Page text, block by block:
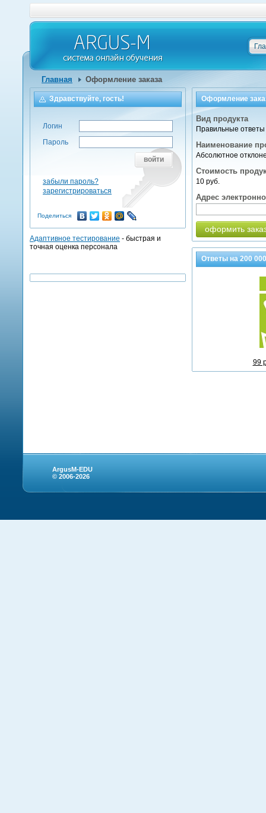
Главная Оформление заказа
Оформление
Вид продукта
Правильные ответы
Наименование
Абсолютное
Стоимость
10 руб.
Адрес
оформить
Ответы на200 000
99
Здравствуйте, гость!
Логин
Пароль
войти
забыли пароль?
зарегистрироваться
Поделиться
Адаптивное тестирование - быстрая и
точная оценка персонала
ArgusM-EDU
© 2006-2026